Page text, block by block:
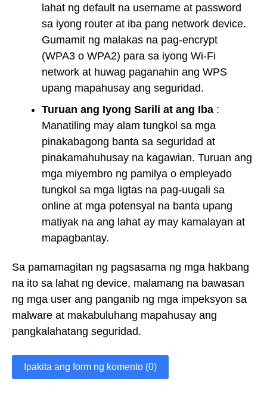
lahat ng default na username at password
sa iyong router at iba pang network device.
Gumamit ng malakas na pag-encrypt
(WPA3 o WPA2) para sa iyong Wi-Fi
network at huwag paganahin ang WPS
upang mapahusay ang seguridad.
Turuan ang Iyong Sarili at ang Iba :
Manatiling may alam tungkol sa mga
pinakabagong banta sa seguridad at
pinakamahuhusay na kagawian. Turuan ang
mga miyembro ng pamilya o empleyado
tungkol sa mga ligtas na pag-uugali sa
online at mga potensyal na banta upang
matiyak na ang lahat ay may kamalayan at
mapagbantay.
Sa pamamagitan ng pagsasama ng mga hakbang
na ito sa lahat ng device, malamang na bawasan
ng mga user ang panganib ng mga impeksyon sa
malware at makabuluhang mapahusay ang
pangkalahatang seguridad.
Ipakita ang form ng komento (0)